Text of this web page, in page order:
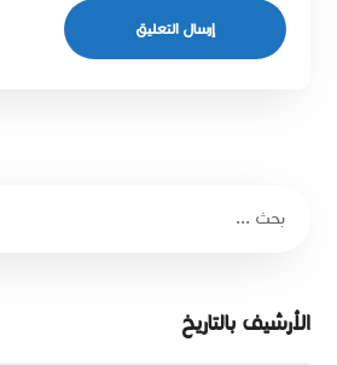
الأرشيف بالتاريخ